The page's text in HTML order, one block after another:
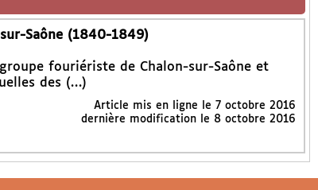
Saône (1840-1849)
fouriériste de Chalon-sur-Saône et
des (…)
Article mis en ligne le 7 octobre 2016
dernière modification le 8 octobre 2016